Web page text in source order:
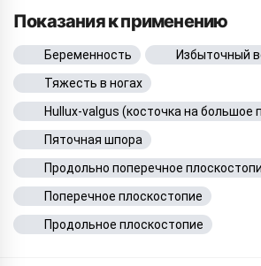
Показания к применению
Беременность
Избыточный
Тяжесть в ногах
Hullux-valgus (косточка на большое
Пяточная шпора
Продольно поперечное
Поперечное плоскостопие
Продольное плоскостопие